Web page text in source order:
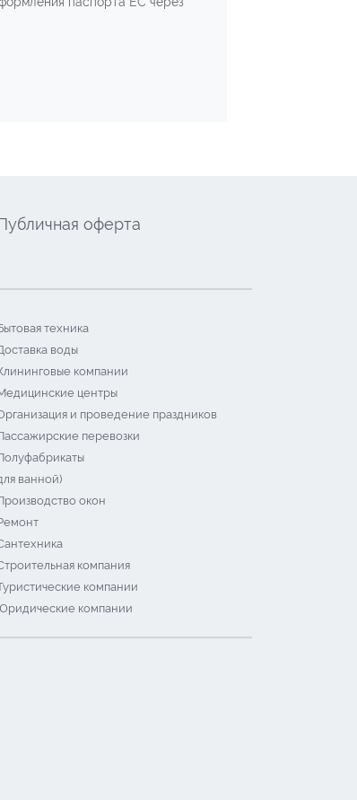
оферта
техника
воды
компании
центры
и проведение праздников
перевозки
ванной)
окон
компания
компании
компании